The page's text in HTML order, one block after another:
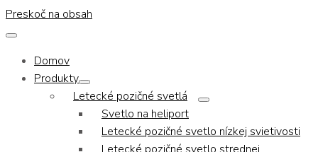
Preskoč na obsah
Domov
Produkty
Letecké pozičné svetlá
Svetlo na heliport
Letecké pozičné svetlo nízkej svietivosti